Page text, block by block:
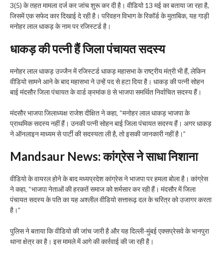
3(5) के तहत मामला दर्ज कर जांच शुरू कर दी है। वीडियो 13 मई का बताया जा रहा है,
जिसमें एक सफेद कार दिखाई दे रही है। परिवहन विभाग के रिकॉर्ड के मुताबिक, यह गाड़ी
मनोहर लाल धाकड़ के नाम पर रजिस्टर्ड है।
धाकड़ की पत्नी हैं जिला पंचायत सदस्य
मनोहर लाल धाकड़ उज्जैन में रजिस्टर्ड धाकड़ महासभा के राष्ट्रीय मंत्री भी हैं, लेकिन
वीडियो सामने आने के बाद महासभा ने उन्हें पद से हटा दिया है। धाकड़ की पत्नी सोहन
बाई मंदसौर जिला पंचायत के वार्ड क्रमांक 8 से भाजपा समर्थित निर्वाचित सदस्य हैं।
मंदसौर भाजपा जिलाध्यक्ष राजेश दीक्षित ने कहा, “मनोहर लाल धाकड़ भाजपा के
प्राथमिक सदस्य नहीं हैं। उनकी पत्नी सोहन बाई जिला पंचायत सदस्य हैं। अगर धाकड़
ने ऑनलाइन माध्यम से पार्टी की सदस्यता ली है, तो इसकी जानकारी नहीं है।”
Mandsaur News:कांग्रेस ने साधा निशाना
वीडियो के वायरल होने के बाद मध्यप्रदेश कांग्रेस ने भाजपा पर हमला बोला है। कांग्रेस
ने कहा, “भाजपा नेताओं की हरकतें समाज को शर्मसार कर रही हैं। मंदसौर में जिला
पंचायत सदस्य के पति का यह अश्लील वीडियो सत्तारूढ़ दल के चरित्र को उजागर करता
है।”
पुलिस ने बताया कि वीडियो की जांच जारी है और यह दिल्ली-मुंबई एक्सप्रेसवे के भानपुरा
थाना क्षेत्र का है। इस मामले में आगे की कार्रवाई की जा रही है।